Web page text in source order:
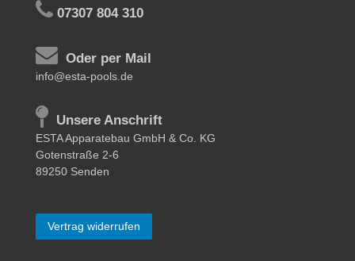
07307 804 310
Oder per Mail
info@esta-pools.de
Unsere Anschrift
ESTA Apparatebau GmbH & Co. KG
Gotenstraße 2-6
89250 Senden
Vertrag widerrufen